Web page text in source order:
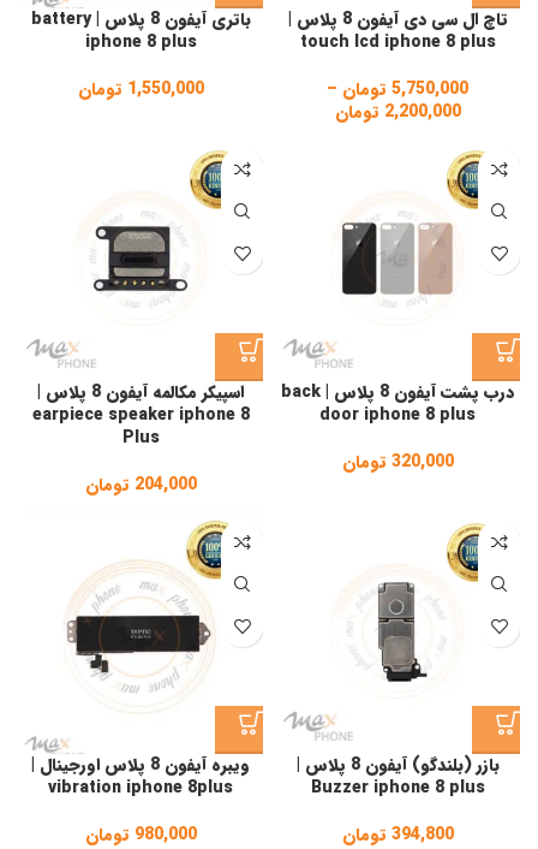
تاچ ال سی دی آیفون 8 پلاس |
touch lcd iphone 8 plus
5,750,000 تومان –
2,200,000 تومان
2,200,000 تومان
باتری آیفون 8 پلاس | battery
iphone 8 plus
1,550,000 تومان
درب پشت آیفون 8 پلاس | back
door iphone 8 plus
320,000 تومان
اسپیکر مکالمه آیفون 8 پلاس |
earpiece speaker iphone 8
Plus
204,000 تومان
بازر (بلندگو) آیفون 8 پلاس |
Buzzer iphone 8 plus
394,800 تومان
ویبره آیفون 8 پلاس اورجینال |
vibration iphone 8plus
980,000 تومان